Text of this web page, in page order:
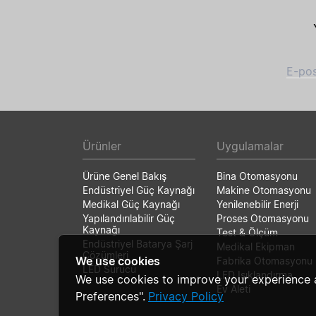
E-
Ürünler
Ürüne Genel Bakış
Endüstriyel Güç Kaynağı
Medikal Güç Kaynağı
Yapılandırılabilir Güç
Kaynağı
Endüstriyel Batarya Şarj
Çözümleri
LED Sürücü
Uygulamalar
Bina Otomasyonu
Makine Otomasyonu
Yenilenebilir Enerji
Proses Otomasyonu
Test & Ölçüm
Medikal Ekipman
Fabrika Otomasyonu
LED Işıklandırma
Ev Aleti
We use cookies
We use cookies to improve your
Preferences". Privacy Policy